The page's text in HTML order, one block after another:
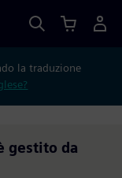
la traduzione
gestito da